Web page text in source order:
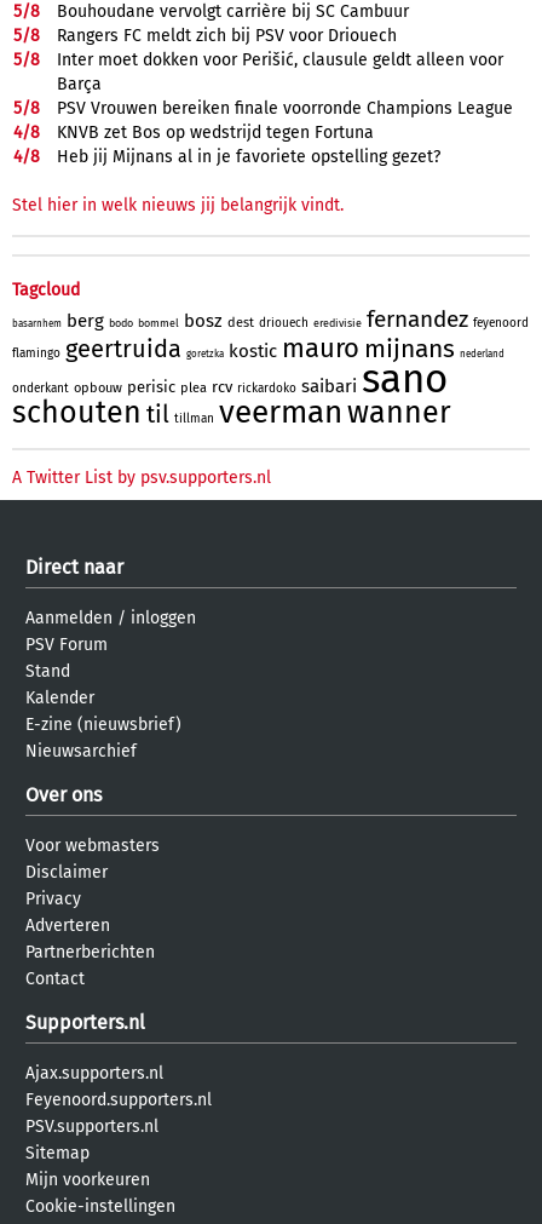
5/8
Bouhoudane vervolgt carrière bij SC Cambuur
5/8
Rangers FC meldt zich bij PSV voor Driouech
5/8
Inter moet dokken voor Perišić, clausule geldt alleen voor
Barça
5/8
PSV Vrouwen bereiken finale voorronde Champions League
4/8
KNVB zet Bos op wedstrijd tegen Fortuna
4/8 Heb jij Mijnans al in je favoriete opstelling gezet?
Stel hier in welk nieuws jij belangrijk vindt.
Tagcloud
basarnhem berg bodo bommel bosz dest driouech eredivisie fernandez feyenoord
flamingo geertruida goretzka kostic mauro mijnans nederland
onderkant opbouw perisic plea rcv rickardoko saibari sano
schouten til tillman veerman wanner
A Twitter List by psv.supporters.nl
Direct naar
Aanmelden / inloggen
PSV Forum
Stand
Kalender
E-zine (nieuwsbrief)
Nieuwsarchief
Over ons
Voor webmasters
Disclaimer
Privacy
Adverteren
Partnerberichten
Contact
Supporters.nl
Ajax.supporters.nl
Feyenoord.supporters.nl
PSV.supporters.nl
Sitemap
Mijn voorkeuren
Cookie-instellingen